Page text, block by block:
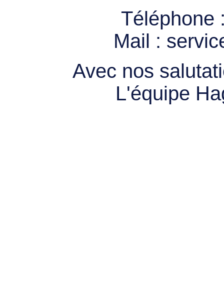
Téléphone
Mail :
Avec nos
L'équipe